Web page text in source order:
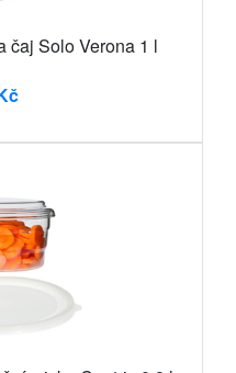
čaj Solo Verona 1 l